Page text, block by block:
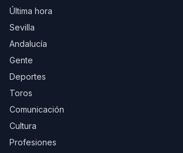
Última hora
Sevilla
Andalucía
Gente
Deportes
Toros
Comunicación
Cultura
Profesiones